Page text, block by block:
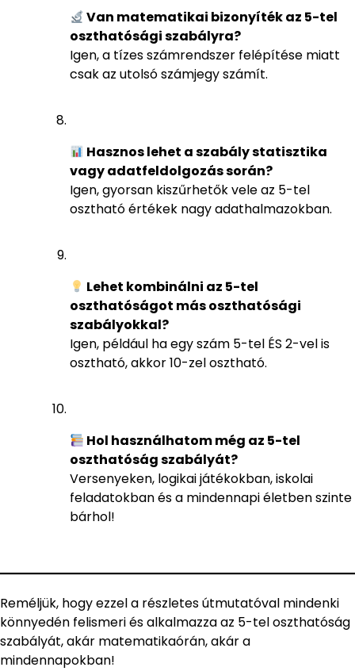
Van matematikai bizonyíték az 5-tel
oszthatósági szabályra?
Igen, a tízes számrendszer felépítése miatt
csak az utolsó számjegy számít.
Hasznos lehet a szabály statisztika
vagy adatfeldolgozás során?
Igen, gyorsan kiszűrhetők vele az 5-tel
osztható értékek nagy adathalmazokban.
Lehet kombinálni az 5-tel
oszthatóságot más oszthatósági
szabályokkal?
Igen, például ha egy szám 5-tel ÉS 2-vel is
osztható, akkor 10-zel osztható.
Hol használhatom még az 5-tel
oszthatóság szabályát?
Versenyeken, logikai játékokban, iskolai
feladatokban és a mindennapi életben szinte
bárhol!
Reméljük, hogy ezzel a részletes útmutatóval mindenki
könnyedén felismeri és alkalmazza az 5-tel oszthatóság
szabályát, akár matematikaórán, akár a
mindennapokban!